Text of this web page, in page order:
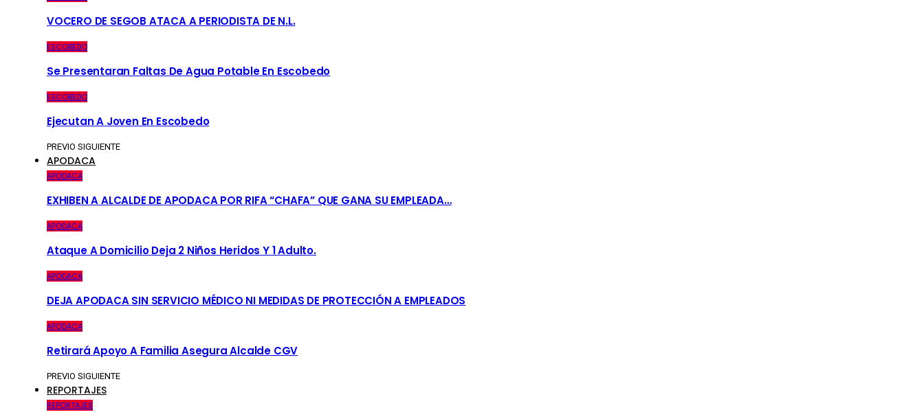
VOCERO DE SEGOB ATACA A PERIODISTA DE N.L.
ESCOBEDO
Se Presentaran Faltas De Agua Potable En Escobedo
ESCOBEDO
Ejecutan A Joven En Escobedo
PREVIO SIGUIENTE
APODACA
APODACA
EXHIBEN A ALCALDE DE APODACA POR RIFA “CHAFA” QUE GANA SU EMPLEADA…
APODACA
Ataque A Domicilio Deja 2 Niños Heridos Y 1 Adulto.
APODACA
DEJA APODACA SIN SERVICIO MÉDICO NI MEDIDAS DE PROTECCIÓN A EMPLEADOS
APODACA
Retirará Apoyo A Familia Asegura Alcalde CGV
PREVIO SIGUIENTE
REPORTAJES
REPORTAJES